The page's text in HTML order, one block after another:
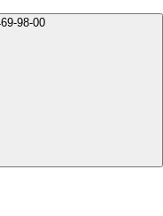
+7 (901) 469-98-00